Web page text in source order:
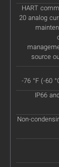
HART
20 analog
source
-76 °F (-60
IP66
Non-